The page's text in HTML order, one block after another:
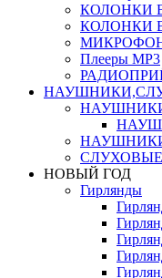
КОЛОНКИ
КОЛОНКИ
Плееры MP3
НАУШНИКИ
НАУШНИКИ
НОВЫЙ ГОД
Гирлянды